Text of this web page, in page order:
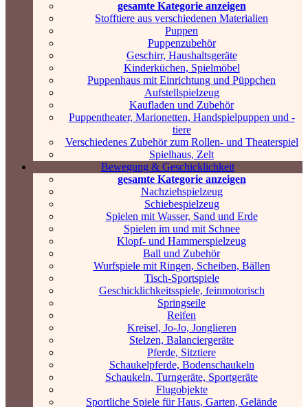
gesamte Kategorie anzeigen
Stofftiere aus verschiedenen Materialien
Puppen
Puppenzubehör
Geschirr, Haushaltsgeräte
Kinderküchen, Spielmöbel
Puppenhaus mit Einrichtung und Püppchen
Aufstellspielzeug
Kaufladen und Zubehör
Puppentheater, Marionetten, Handspielpuppen und -
tiere
Verschiedenes Zubehör zum Rollen- und Theaterspiel
Spielhaus, Zelt
Bewegung & Geschicklichkeit
gesamte Kategorie anzeigen
Nachziehspielzeug
Schiebespielzeug
Spielen mit Wasser, Sand und Erde
Spielen im und mit Schnee
Klopf- und Hammerspielzeug
Ball und Zubehör
Wurfspiele mit Ringen, Scheiben, Bällen
Tisch-Sportspiele
Geschicklichkeitsspiele, feinmotorisch
Springseile
Reifen
Kreisel, Jo-Jo, Jonglieren
Stelzen, Balanciergeräte
Pferde, Sitztiere
Schaukelpferde, Bodenschaukeln
Schaukeln, Turngeräte, Sportgeräte
Flugobjekte
Sportliche Spiele für Haus, Garten, Gelände